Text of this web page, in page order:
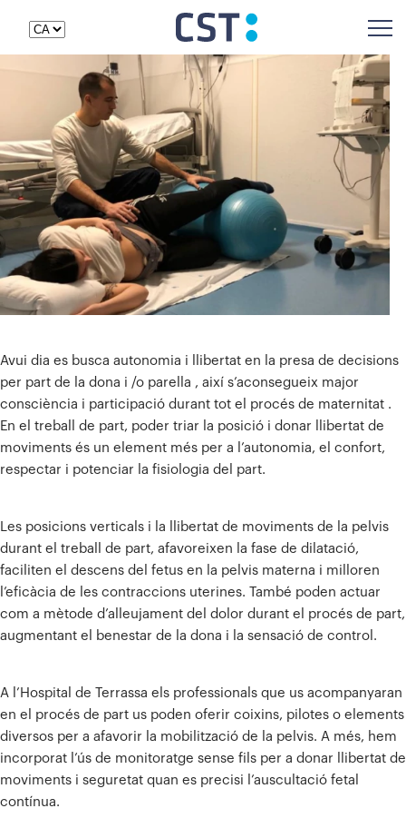
Avui dia es busca autonomia i llibertat en la presa de decisions
per part de la dona i /o parella , així s’aconsegueix major
consciència i participació durant tot el procés de maternitat .
En el treball de part, poder triar la posició i donar llibertat de
moviments és un element més per a l’autonomia, el confort,
respectar i potenciar la fisiologia del part.
Les posicions verticals i la llibertat de moviments de la pelvis
durant el treball de part, afavoreixen la fase de dilatació,
faciliten el descens del fetus en la pelvis materna i milloren
l’eficàcia de les contraccions uterines. També poden actuar
com a mètode d’alleujament del dolor durant el procés de part,
augmentant el benestar de la dona i la sensació de control.
A l’Hospital de Terrassa els professionals que us acompanyaran
en el procés de part us poden oferir coixins, pilotes o elements
diversos per a afavorir la mobilització de la pelvis. A més, hem
incorporat l’ús de monitoratge sense fils per a donar llibertat de
moviments i seguretat quan es precisi l’auscultació fetal
contínua.